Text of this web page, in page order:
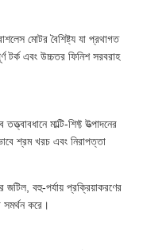
মোটর বৈশিষ্ট্য যা প্রথাগত
টর্ক এবং উচ্চতর ফিনিশ সরবরাহ
মাল্টি-শিফ্ট উত্পাদনের
শ্রম খরচ এবং নিরাপত্তা
বহু-পর্যায় প্রক্রিয়াকরণের
সমর্থন করে।